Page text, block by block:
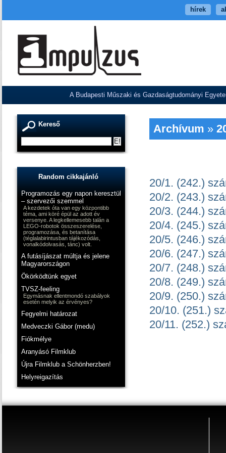
hírek
A Budapesti Műszaki és Gazdaságtudományi
Kereső
Random cikkajánló
Programozás egy napon keresztül
– szervezői szemmel
A kezdetek óta van egy központibb
téma, ami köré épül az adott év
versenye. A legkellemesebb talán a
LEGO-robotok összeszerelése,
programozása, és betanítása
(téglalabirintusban tájékozódás,
vonalkódolvasás, tánc) volt.
A futásíjászat múltja és jelene
Magyarországon
Ökörködtünk egyet
TVSZ-feeling
Egymásnak ellentmondó szabályok
esetén melyik az érvényes?
Fegyelmi határozat
Medveczki Gábor (medu)
Fiókmélye
Aranyásó Filmklub
Újra Filmklub a Schönherzben!
Helyreigazítás
Archívum »
20/1. (242.)
20/2. (243.)
20/3. (244.)
20/4. (245.)
20/5. (246.)
20/6. (247.)
20/7. (248.)
20/8. (249.)
20/9. (250.)
20/10. (251.)
20/11. (252.)